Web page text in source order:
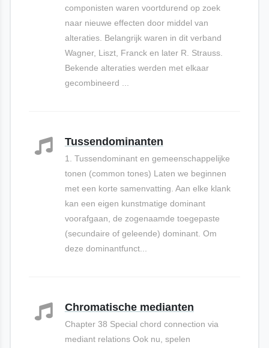
componisten waren voortdurend op zoek
naar nieuwe effecten door middel van
alteraties. Belangrijk waren in dit verband
Wagner, Liszt, Franck en later R. Strauss.
Bekende alteraties werden met elkaar
gecombineerd ...
Tussendominanten
1. Tussendominant en gemeenschappelijke
tonen (common tones) Laten we beginnen
met een korte samenvatting. Aan elke klank
kan een eigen kunstmatige dominant
voorafgaan, de zogenaamde toegepaste
(secundaire of geleende) dominant. Om
deze dominantfunct...
Chromatische medianten
Chapter 38 Special chord connection via
mediant relations Ook nu, spelen